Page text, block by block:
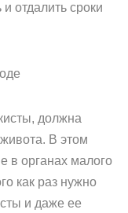
отдалить сроки
должна
В этом
в органах малого
как раз нужно
и даже ее